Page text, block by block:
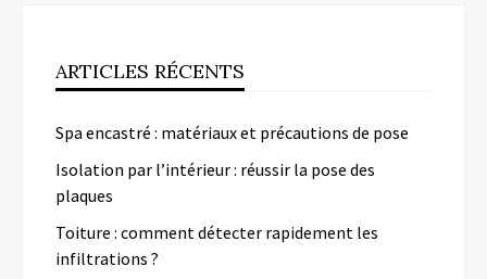
ARTICLES RÉCENTS
Spa encastré : matériaux et précautions de pose
Isolation par l’intérieur : réussir la pose des
plaques
Toiture : comment détecter rapidement les
infiltrations ?